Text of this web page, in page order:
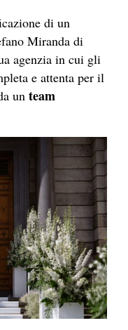
di un
Miranda di
agenzia in cui gli
e attenta per il
un team